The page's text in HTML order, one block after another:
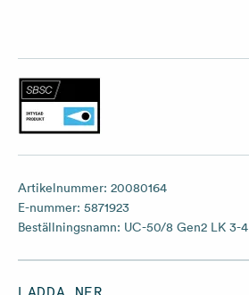
Artikelnummer: 20080164
E-nummer: 5871923
Beställningsnamn: UC-50/8 Gen2 LK 3-4